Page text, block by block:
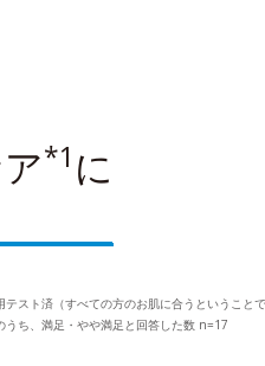
*1 に
スト済（すべての方のお肌に合うということ
ち、満足・やや満足と回答した数 n=17